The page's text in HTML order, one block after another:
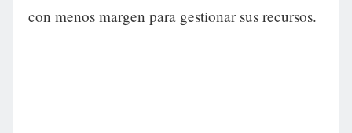
con menos margen para gestionar sus recursos.